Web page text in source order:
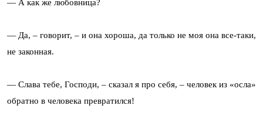
— А как же любовница?
— Да, – говорит, – и она хороша, да только не моя она все-таки,
не законная.
— Слава тебе, Господи, – сказал я про себя, – человек из «осла»
обратно в человека превратился!